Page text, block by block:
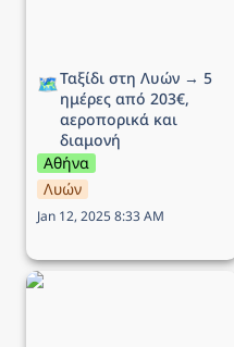
🗺️Ταξίδι στη Λυών → 5
ημέρες από 203€,
αεροπορικά και
διαμονή
Αθήνα
Λυών
Jan 12, 2025 8:33 AM
Ταξίδι στο Μιλάνο → 5